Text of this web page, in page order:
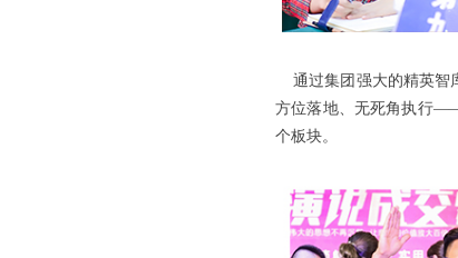
通过集团强大的精英智
方位落地、无死角执行
个板块。